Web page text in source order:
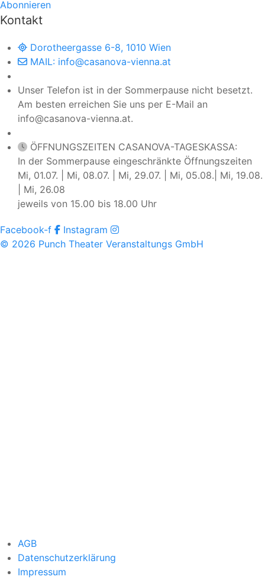
Abonnieren
Kontakt
Dorotheergasse 6-8, 1010 Wien
MAIL: info@casanova-vienna.at
Unser Telefon ist in der Sommerpause nicht besetzt.
Am besten erreichen Sie uns per E-Mail an
info@casanova-vienna.at.
ÖFFNUNGSZEITEN CASANOVA-TAGESKASSA:
In der Sommerpause eingeschränkte Öffnungszeiten
Mi, 01.07. | Mi, 08.07. | Mi, 29.07. | Mi, 05.08.| Mi, 19.08.
| Mi, 26.08
jeweils von 15.00 bis 18.00 Uhr
Facebook-f
Instagram
© 2026 Punch Theater Veranstaltungs GmbH
AGB
Datenschutzerklärung
Impressum